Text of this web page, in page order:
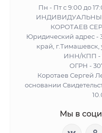
Пн - Пт с 9:00 до
КОРОТАЕВ
Юридический адрес -
край, г.Тимашевск,
ИНН/КПП -
ОГРН -
Коротаев Сергей
основании
Мы в